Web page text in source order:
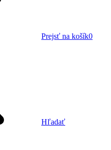
Prejsť na košík0
Hľadať